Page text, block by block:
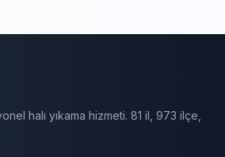
halı yıkama hizmeti. 81 il, 973 ilçe,